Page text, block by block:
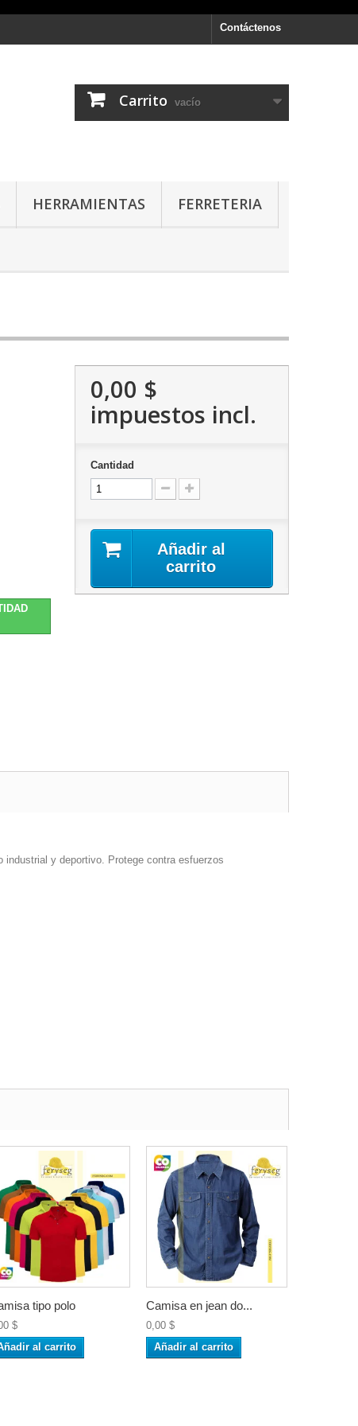
Contáctenos
Carrito vacío
HERRAMIENTAS FERRETERIA
0,00 $
impuestos incl.
Cantidad
Añadir al
carrito
y deportivo. Protege contra esfuerzos
tipo polo
$
al carrito
Camisa en jean do...
0,00 $
Añadir al carrito